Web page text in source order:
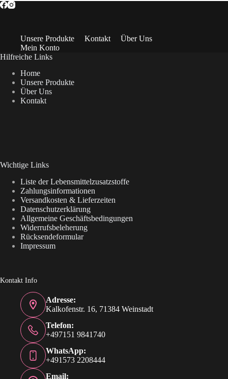
Unsere Produkte Kontakt
Über Uns
Mein Konto
Hilfreiche Links
Home
Unsere Produkte
Über Uns
Kontakt
Wichtige Links
Liste der Lebensmittelzusatzstoffe
Zahlungsinformationen
Versandkosten & Lieferzeiten
Datenschutzerklärung
Allgemeine Geschäftsbedingungen
Widerrufsbeleherung
Rücksendeformular
Impressum
Kontakt Info
Adresse:
Kalkofenstr. 16, 71384 Weinstadt
Telefon:
+497151 9841740
WhatsApp:
+491573 2208444
Email: